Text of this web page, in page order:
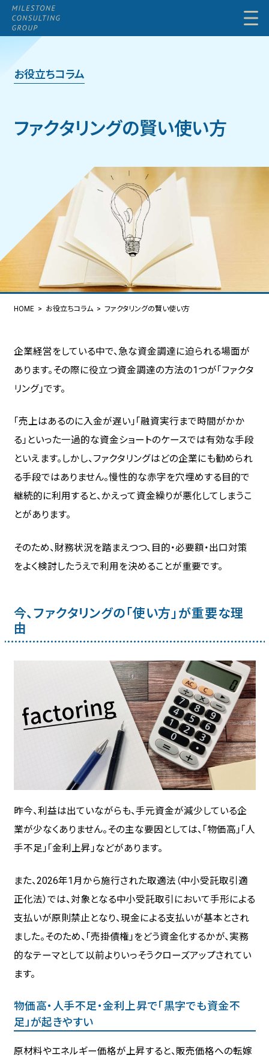
お役立ちコラム
ファクタリングの賢い使い方
HOME お役立ちコラム ファクタリングの賢い使い方
企業経営をしている中で、急な資金調達に迫られる場面が
あります。その際に役立つ資金調達の方法の1つが「ファクタ
リング」です。
「売上はあるのに入金が遅い」「融資実行まで時間がかか
る」といった一過的な資金ショートのケースでは有効な手段
といえます。しかし、ファクタリングはどの企業にも勧められ
る手段ではありません。慢性的な赤字を穴埋めする目的で
継続的に利用すると、かえって資金繰りが悪化してしまうこ
とがあります。
そのため、財務状況を踏まえつつ、目的・必要額・出口対策
をよく検討したうえで利用を決めることが重要です。
今、ファクタリングの「使い方」が重要な理
由
昨今、利益は出ていながらも、手元資金が減少している企
業が少なくありません。その主な要因としては、「物価高」「人
手不足」「金利上昇」などがあります。
また、2026年1月から施行された取適法（中小受託取引適
正化法）では、対象となる中小受託取引において手形による
支払いが原則禁止となり、現金による支払いが基本とされ
ました。そのため、「売掛債権」をどう資金化するかが、実務
的なテーマとして以前よりいっそうクローズアップされてい
ます。
物価高・人手不足・金利上昇で「黒字でも資金不
足」が起きやすい
原材料やエネルギー価格が上昇すると、販売価格への転嫁